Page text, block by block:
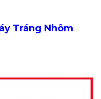
Tráng Nhôm